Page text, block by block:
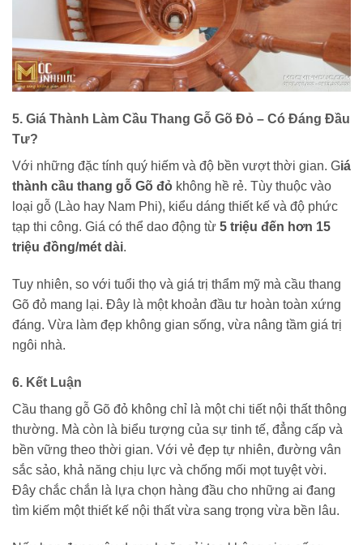
5. Giá Thành Làm Cầu Thang Gỗ Gõ Đỏ – Có Đáng Đầu
Tư?
Với những đặc tính quý hiếm và độ bền vượt thời gian. Giá
thành cầu thang gỗ Gõ đỏ không hề rẻ. Tùy thuộc vào
loại gỗ (Lào hay Nam Phi), kiểu dáng thiết kế và độ phức
tạp thi công. Giá có thể dao động từ 5 triệu đến hơn 15
triệu đồng/mét dài.
Tuy nhiên, so với tuổi thọ và giá trị thẩm mỹ mà cầu thang
Gõ đỏ mang lại. Đây là một khoản đầu tư hoàn toàn xứng
đáng. Vừa làm đẹp không gian sống, vừa nâng tầm giá trị
ngôi nhà.
6. Kết Luận
Cầu thang gỗ Gõ đỏ không chỉ là một chi tiết nội thất thông
thường. Mà còn là biểu tượng của sự tinh tế, đẳng cấp và
bền vững theo thời gian. Với vẻ đẹp tự nhiên, đường vân
sắc sảo, khả năng chịu lực và chống mối mọt tuyệt vời.
Đây chắc chắn là lựa chọn hàng đầu cho những ai đang
tìm kiếm một thiết kế nội thất vừa sang trọng vừa bền lâu.